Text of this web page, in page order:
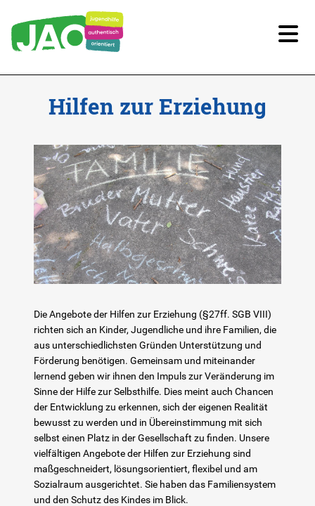
Für Kinder/Jugendliche
Freiwilligendienste
Berufliche Orientierung
In Schule
Aufsuchende Familientherapie
Begleiteter Umgang
Einzelfallhilfe und intensive sozialpädagogische Einzelbetreuung
Familienassistenz
Hilfen zur Erziehung
Die Angebote der Hilfen zur Erziehung (§27ff. SGB VIII)
richten sich an Kinder, Jugendliche und ihre Familien, die
aus unterschiedlichsten Gründen Unterstützung und
Förderung benötigen. Gemeinsam und miteinander
lernend geben wir ihnen den Impuls zur Veränderung im
Sinne der Hilfe zur Selbsthilfe. Dies meint auch Chancen
der Entwicklung zu erkennen, sich der eigenen Realität
bewusst zu werden und in Übereinstimmung mit sich
selbst einen Platz in der Gesellschaft zu finden. Unsere
vielfältigen Angebote der Hilfen zur Erziehung sind
maßgeschneidert, lösungsorientiert, flexibel und am
Sozialraum ausgerichtet. Sie haben das Familiensystem
und den Schutz des Kindes im Blick.